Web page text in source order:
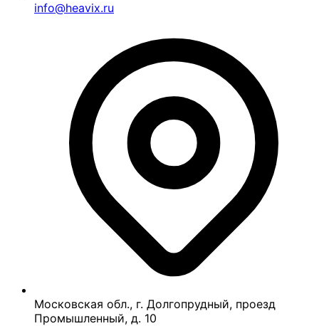
info@heavix.ru
Московская обл., г. Долгопрудный, проезд
Промышленный, д. 10